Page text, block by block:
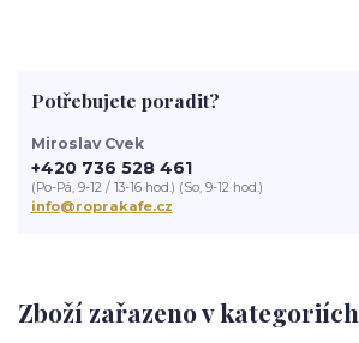
Zboží zařazeno v kategoriích
Potřebujete poradit?
Miroslav Cvek
+420 736 528 461
(Po-Pá, 9-12 / 13-16 hod.) (So, 9-12 hod.)
info@roprakafe.cz